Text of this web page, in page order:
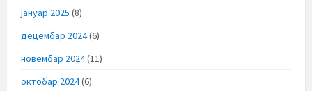
јануар 2025 (8)
децембар 2024(6)
новембар 2024(11)
октобар 2024(6)